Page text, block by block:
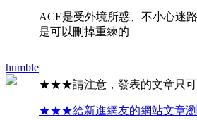
humble
ACE是受外境所惑、不小心迷
是可以刪掉重練的
★★★請注意，發表的文章只
★★★給新進網友的網站文章